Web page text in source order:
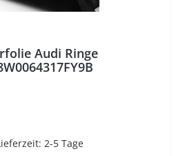
Audi Ringe
2-5 Tage